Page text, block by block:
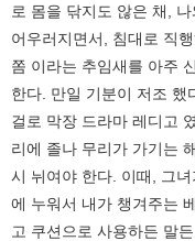
로 몸을 닦지도 않은 채,
어우러지면서, 침대로 직
쫌 이라는 추임새를 아주
한다. 만일 기분이 저조 했
걸로 막장 드라마 레디고
리에 졸나 무리가 가기는
시 뉘여야 한다. 이때, 그
에 누워서 내가 챙겨주는
고 쿠션으로 사용하든 말